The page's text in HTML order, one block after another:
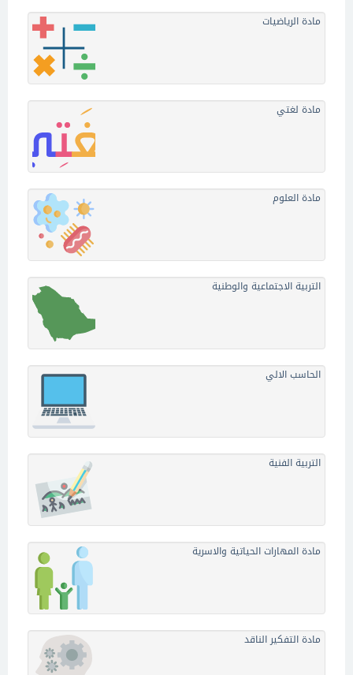
مادة الرياضيات
مادة لغتي
مادة العلوم
التربية الاجتماعية والوطنية
الحاسب الالي
التربية الفنية
مادة المهارات الحياتية والاسرية
مادة التفكير الناقد